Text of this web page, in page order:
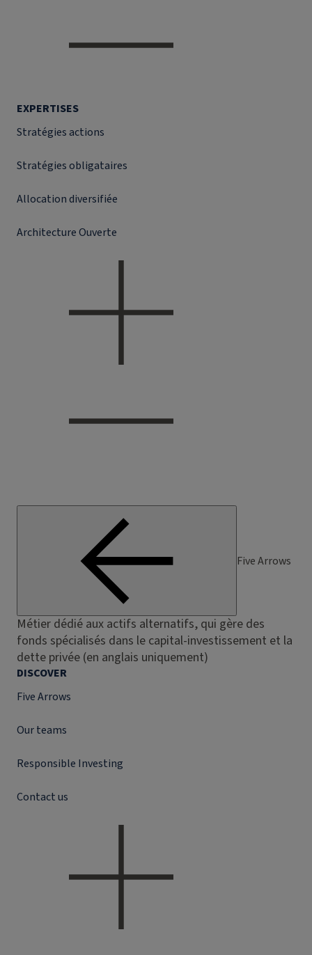
EXPERTISES
Stratégies actions
Stratégies obligataires
Allocation diversifiée
Architecture Ouverte
Five Arrows
Métier dédié aux actifs alternatifs, qui gère des
fonds spécialisés dans le capital-investissement et la
dette privée (en anglais uniquement)
DISCOVER
Five Arrows
Our teams
Responsible Investing
Contact us